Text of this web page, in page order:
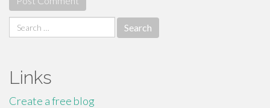
Search
for:
Links
Create a free blog